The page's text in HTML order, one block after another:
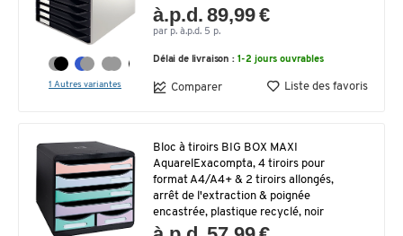
1 Autres variantes
à.p.d. 89,99 €
par p. à.p.d. 5 p.
Délai de livraison : 1-2 jours ouvrables
Comparer Liste des favoris
Bloc à tiroirs BIG BOX MAXI
AquarelExacompta, 4 tiroirs pour
format A4/A4+ & 2 tiroirs allongés,
arrêt de l'extraction & poignée
encastrée, plastique recyclé, noir